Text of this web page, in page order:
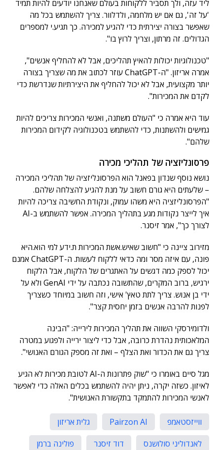
ליד עזה, ולך תסביר ללקוחות בעולם שאנחנו יודעים להיות תמיד
'על זה', גם אם יש מלחמה, ולדלוור. צריך להשתמש בכל מה
שאפשר בצורה יצירתית כדי להגיע למכירה. כך תגיע.י למספרים
הגדולים. זה מרתון, וצריך לרוץ בו".
"טכנולוגיות יכולות להאיץ תהליכים, אבל לא להחליף אנשים",
אמרה אריזון. "ה-ChatGPT עוזר לכתוב את מה שצריך בצורה
יותר מקצועית, אבל לא יכול להחליף את היצירתיות שנדרשת כדי
לקדם את המכירות".
עוד היא אמרה כי "העולם משתנה, ואנשי המכירות צריכים להיות
גמישים ולהשתנות, כדי להשתמש בטכנולוגיה לקידום המכירות
שלהם".
פרסונליזציה של תהליכי מכירה
נושא נוסף שנדון בפאנל הוא הפרסונליזציה של תהליכי המכירה
– שלעתים היא גורם חשוב על מנת להגיע להצלחה שלהם.
"הפרסונליזציה היא משהו עמוק, ונקודת החשיבה צריכה להיות
איך לייצר נקודות מגע בתהליך המכירה. אפשר להשתמש ב-AI
לצורך כך", אמר זיסנר.
מזירוב ציינה כי "חשוב שאיש.אשת המכירות ת.ידע למי הוא.היא
פונה, עם איזה מסר ומה כדאי ללקוח לעשות. ה-ChatGPT אמנם
יכול לספק כמה דגשים על האתגרים של הלקוח, אבל הלקוח
ירגיש, ברוב המקרים, שהתשובה נכתבה על ידי GenAI ולא על
ידי בן אנוש. צריך לתת טאץ' אישי, וזה חשוב במיוחד כשצריך
לפנות להרבה אנשים בזמן יחסית קצר".
ולדומירסקי השווה את תהליך המכירות לירייה: "הבינה
המלאכותית נהדרת כרובה, אבל כדי ליצור ירייה ולפגוע במטרה
צריך גם את הכדור ואת הצלף – ואת זה מספק הגורם האנושי".
מגל סיים באומרו כי "שוק פתרונות ה-AI לטובת מכירות לא הגיע
לאיזון. כשזה יקרה, ניתן יהיה להשתמש בכלים האלה כדי לאפשר
לאנשי המכירות להתמקד בתקשורת האנושית".
ווייזסטאמפ Pairzon AI
גלית אריזון
לאנדוליני סולושנס
דוד זיסנר
פולינה ברמן